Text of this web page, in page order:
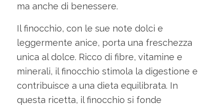
ma anche di benessere.
Il finocchio, con le sue note dolci e
leggermente anice, porta una freschezza
unica al dolce. Ricco di fibre, vitamine e
minerali, il finocchio stimola la digestione e
contribuisce a una dieta equilibrata. In
questa ricetta, il finocchio si fonde